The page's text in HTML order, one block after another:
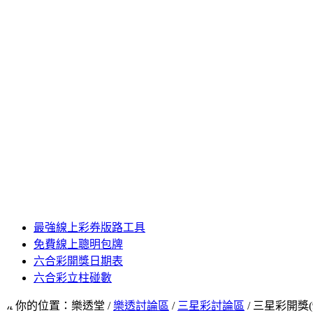
最強線上彩券版路工具
免費線上聰明包牌
六合彩開獎日期表
六合彩立柱碰數
你的位置：樂透堂 /樂透討論區 / 三星彩討論區 / 三星彩開獎